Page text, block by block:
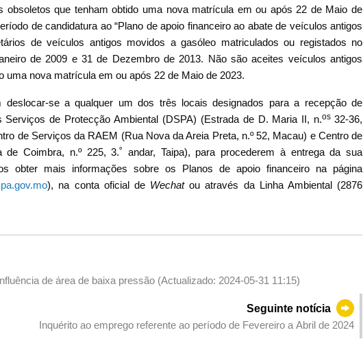
obsoletos que tenham obtido uma nova matrícula em ou após 22 de Maio de
de candidatura ao “Plano de apoio financeiro ao abate de veículos antigos
de veículos antigos movidos a gasóleo matriculados ou registados no
de 2009 e 31 de Dezembro de 2013. Não são aceites veículos antigos
uma nova matrícula em ou após 22 de Maio de 2023.
deslocar-se a qualquer um dos três locais designados para a recepção de
de Protecção Ambiental (DSPA) (Estrada de D. Maria II, n.os 32-36,
de Serviços da RAEM (Rua Nova da Areia Preta, n.º 52, Macau) e Centro de
Coimbra, n.º 225, 3.˚ andar, Taipa), para procederem à entrega da sua
obter mais informações sobre os Planos de apoio financeiro na página
), na conta oficial deWechatou através da Linha Ambiental (2876
de área de baixa pressão (Actualizado: 2024-05-31 11:15)
Seguinte notícia
Inquérito ao emprego referente ao período de Fevereiro a Abril de 2024